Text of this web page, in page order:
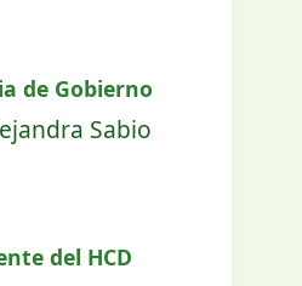
de Gobierno
Sabio
del HCD